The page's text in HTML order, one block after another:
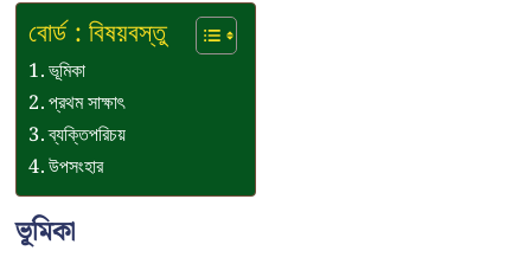
বোর্ড : বিষয়বস্তু
ভূমিকা
প্রথম সাক্ষাৎ
ব্যক্তিপরিচয়
উপসংহার
ভূমিকা